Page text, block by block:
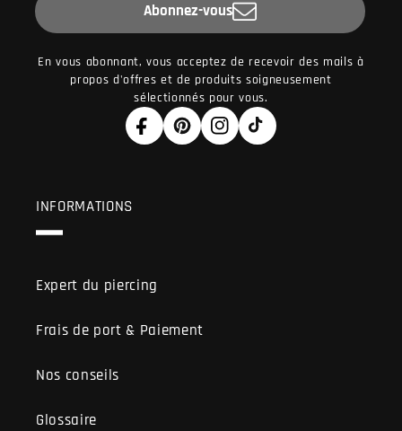
Abonnez-vous
En vous abonnant, vous acceptez de recevoir des mails à
propos d'offres et de produits soigneusement
sélectionnés pour vous.
FacebookPinterestInstagram
TikTok
INFORMATIONS
Expert du piercing
Frais de port & Paiement
Nos conseils
Glossaire